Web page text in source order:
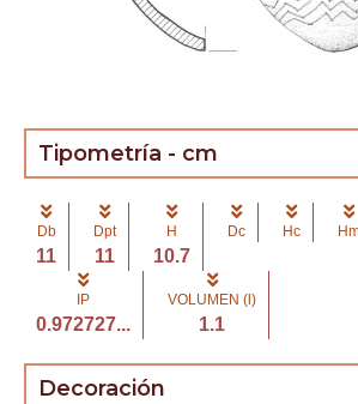
Tipometría - cm
Db
11
Dpt
11
H
10.7
Dc Hc
IP
0.972727...
VOLUMEN (l)
1.1
Decoración